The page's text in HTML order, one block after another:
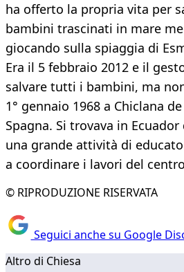
ha offerto la propria vita per
bambini trascinati in mare
giocando sulla spiaggia di
Era il 5 febbraio 2012 e il
salvare tutti i bambini, ma
1° gennaio 1968 a Chiclana
Spagna. Si trovava in
una grande attività di
a coordinare i lavori del
© RIPRODUZIONE RISERVATA
Seguici anche su Google
Altro di Chiesa